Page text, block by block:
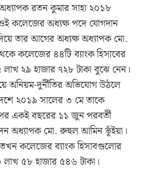
রতন কুমার সাহা ২০১৮
কলেজের অধ্যক্ষ পদে যোগদান
তার আগের অধ্যক্ষ অধ্যাপক মো.
কলেজের ৪৪টি ব্যাংক হিসাবের
লাখ ২৯ হাজার ৭২৮ টাকা বুঝে নেন।
অনিয়ম-দুর্নীতির অভিযোগ উঠলে
২০১৯ সালের ৩ মে তাকে
একই বছরের ১১ জুন পরবর্তী
অধ্যাপক মো. রুহুল আমিন ভূঁইয়া।
তখন কলেজের ব্যাংক হিসাবগুলোর
লাখ ৫৮ হাজার ৫৪৬ টাকা।